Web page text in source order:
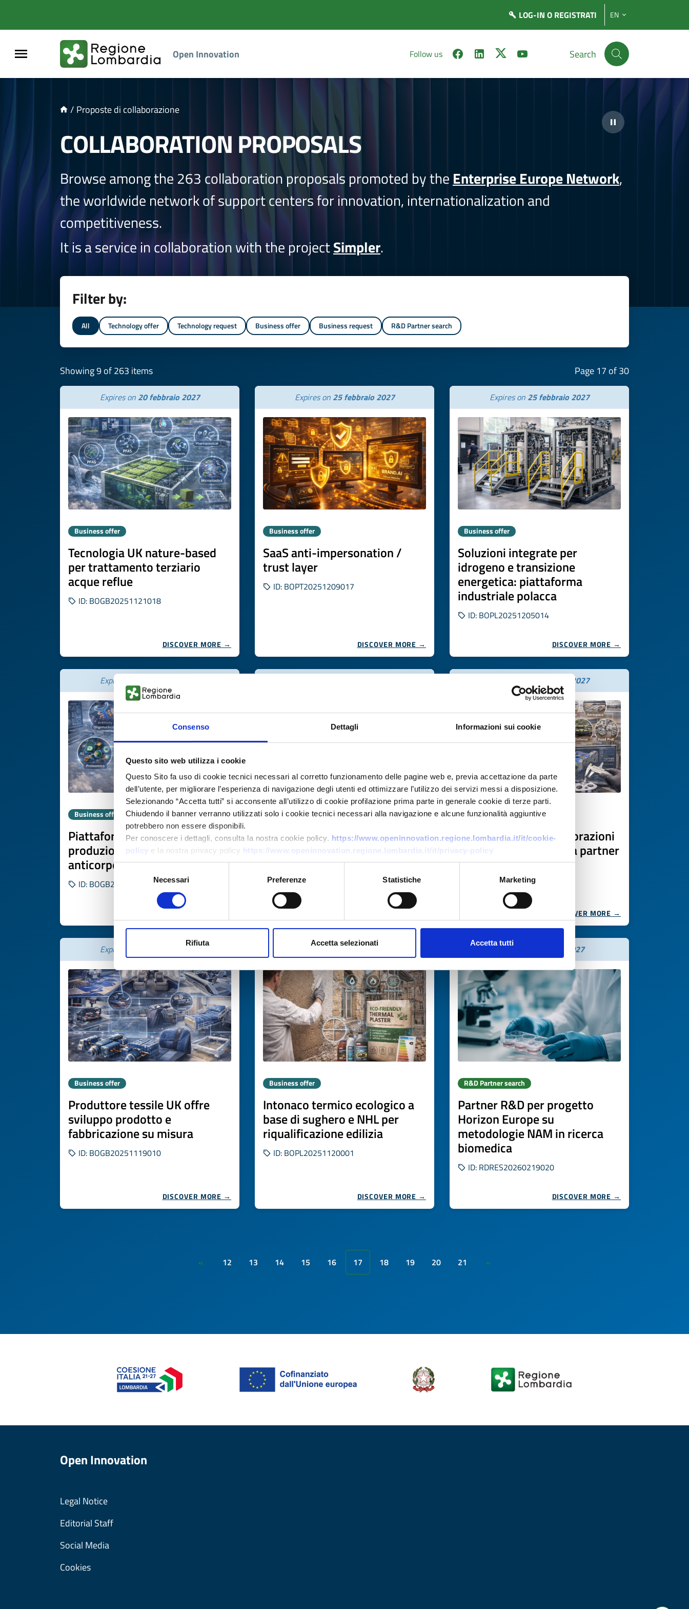
Consenso Dettagli Informazioni sui cookie
Questo sito web utilizza i cookie
Questo Sito fa uso di cookie tecnici necessari al corretto funzionamento delle pagine web e, previa accettazione da parte
dell’utente, per migliorare l’esperienza di navigazione degli utenti ed ottimizzare l’utilizzo dei servizi messi a disposizione.
Selezionando “Accetta tutti” si acconsente all’utilizzo di cookie profilazione prima parte in generale cookie di terze parti.
Chiudendo il banner verranno utilizzati solo i cookie tecnici necessari alla navigazione e alcune funzionalità aggiuntive
potrebbero non essere disponibili.
Per conoscere i dettagli, consulta la nostra cookie policy. https://www.openinnovation.regione.lombardia.it/it/cookie-
policy e la nostra privacy policy https://www.openinnovation.regione.lombardia.it/it/privacy-policy
Selezione
del
Necessari Preferenze Statistiche Marketing
Rifiuta Accetta selezionati Accetta tutti
LOG-IN O REGISTRATI EN
Open Innovation Follow us Search
/ Proposte di collaborazione
COLLABORATION PROPOSALS
Browse among the 263 collaboration proposals promoted by the Enterprise Europe Network,
the worldwide network of support centers for innovation, internationalization and
competitiveness.
It is a service in collaboration with the projectSimpler.
Filter by:
All Technology offer Technology request Business offer Business request R&D Partner search
Showing 9 of 263 items Page 17 of 30
Expires on 20 febbraio 2027
Business offer
Tecnologia UK nature-based
per trattamento terziario
acque reflue
ID: BOGB20251121018
DISCOVER MORE →
Expires on 25 febbraio 2027
Business offer
SaaS anti-impersonation /
trust layer
ID: BOPT20251209017
DISCOVER MORE →
Expires on 25 febbraio 2027
Business offer
Soluzioni integrate per
idrogeno e transizione
energetica: piattaforma
industriale polacca
ID: BOPL20251205014
DISCOVER MORE →
Expires on
Business offer
Piattaforma UK per
produzione rapida di coniugati
anticorpo-oligonucleotide
ID: BOGB20251120010
Business offer
Produttore portoghese di
stampi per iniezione plastica e
pressofusione cerca clienti
ID: BOPT20251118013
26 febbraio 2027
Business offer
Azienda polacca di lavorazioni
CNC e utensileria cerca partner
industriali
ID: BOPL20251124010
DISCOVER MORE →
Expires on 26 febbraio 2027
Business offer
Produttore tessile UK offre
sviluppo prodotto e
fabbricazione su misura
ID: BOGB20251119010
DISCOVER MORE →
Expires on26 febbraio 2027
Business offer
Intonaco termico ecologico a
base di sughero e NHL per
riqualificazione edilizia
ID: BOPL20251120001
DISCOVER MORE →
Expires on 10 aprile 2027
R&D Partner search
Partner R&D per progetto
Horizon Europe su
metodologie NAM in ricerca
biomedica
ID: RDRES20260219020
DISCOVER MORE →
« 12 13 14 15 16 17 18 19 20 21 »
Open Innovation
Legal Notice
Editorial Staff
Social Media
Cookies